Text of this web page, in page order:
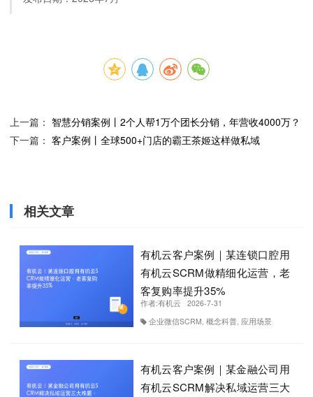
上一篇： 智慧分销案例丨2个人帮1万个团长分销，年营收4000万？
下一篇： 客户案例丨全球500+门店的霸王茶姬这样做私域
相关文章
有机云客户案例｜某连锁口腔用
有机云SCRM做精细化运营，老
客复购率提升35%
作者:有机云
2026-7-31
企业微信SCRM, 概念科普, 应用场景
有机云客户案例｜某金融公司用
有机云SCRM解决私域运营三大